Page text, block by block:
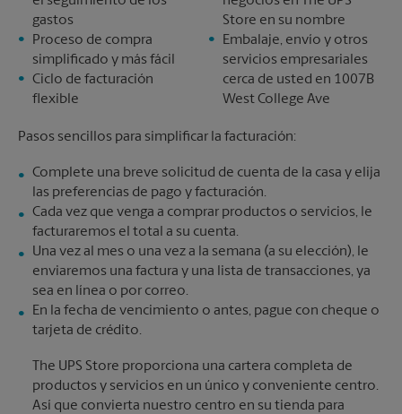
gastos
Proceso de compra
simplificado y más fácil
Ciclo de facturación
flexible
Store en su nombre
Embalaje, envío y otros
servicios empresariales
cerca de usted en 1007B
West College Ave
Pasos sencillos para simplificar la facturación:
Complete una breve solicitud de cuenta de la casa y elija
las preferencias de pago y facturación.
Cada vez que venga a comprar productos o servicios, le
facturaremos el total a su cuenta.
Una vez al mes o una vez a la semana (a su elección), le
enviaremos una factura y una lista de transacciones, ya
sea en línea o por correo.
En la fecha de vencimiento o antes, pague con cheque o
tarjeta de crédito.
The UPS Store proporciona una cartera completa de
productos y servicios en un único y conveniente centro.
Así que convierta nuestro centro en su tienda para